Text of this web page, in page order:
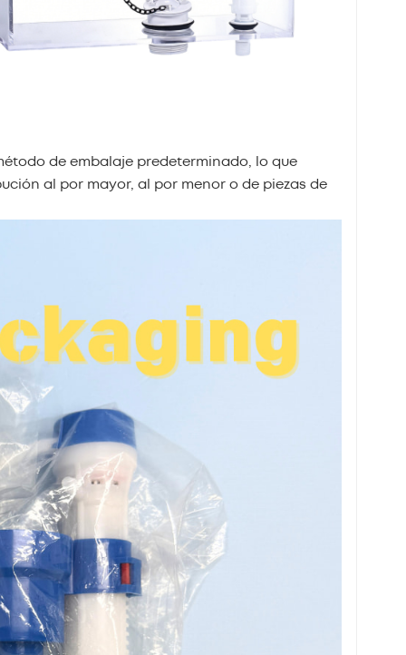
de embalaje predeterminado, lo que
al por mayor, al por menor o de piezas de